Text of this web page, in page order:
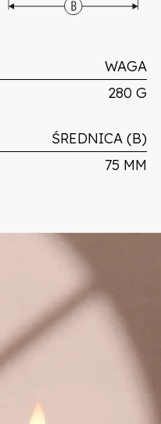
WAGA
280 G
ŚREDNICA (B)
75 MM